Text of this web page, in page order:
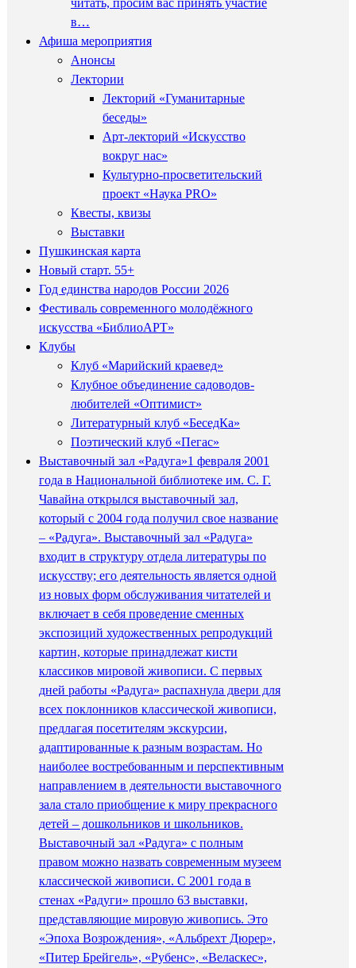
читать, просим вас принять участие
в…
Афиша мероприятия
Анонсы
Лектории
Лекторий «Гуманитарные
беседы»
Арт-лекторий «Искусство
вокруг нас»
Культурно-просветительский
проект «Наука PRO»
Квесты, квизы
Выставки
Пушкинская карта
Новый старт. 55+
Год единства народов России 2026
Фестиваль современного молодёжного
искусства «БиблиоАРТ»
Клубы
Клуб «Марийский краевед»
Клубное объединение садоводов-
любителей «Оптимист»
Литературный клуб «БеседКа»
Поэтический клуб «Пегас»
Выставочный зал «Радуга»1 февраля 2001
года в Национальной библиотеке им. С. Г.
Чавайна открылся выставочный зал,
который с 2004 года получил свое название
– «Радуга». Выставочный зал «Радуга»
входит в структуру отдела литературы по
искусству; его деятельность является одной
из новых форм обслуживания читателей и
включает в себя проведение сменных
экспозиций художественных репродукций
картин, которые принадлежат кисти
классиков мировой живописи. С первых
дней работы «Радуга» распахнула двери для
всех поклонников классической живописи,
предлагая посетителям экскурсии,
адаптированные к разным возрастам. Но
наиболее востребованным и перспективным
направлением в деятельности выставочного
зала стало приобщение к миру прекрасного
детей – дошкольников и школьников.
Выставочный зал «Радуга» с полным
правом можно назвать современным музеем
классической живописи. С 2001 года в
стенах «Радуги» прошло 63 выставки,
представляющие мировую живопись. Это
«Эпоха Возрождения», «Альбрехт Дюрер»,
«Питер Брейгель», «Рубенс», «Веласкес»,